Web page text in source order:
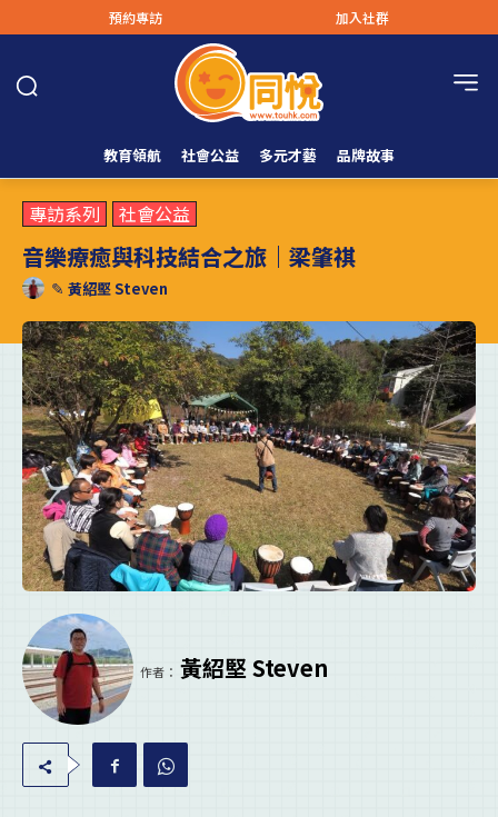
預約專訪 加入社群
教育領航 社會公益 多元才藝 品牌故事
專訪系列 社會公益
音樂療癒與科技結合之旅｜梁肇祺
✎ 黃紹堅 Steven
作者： 黃紹堅 Steven